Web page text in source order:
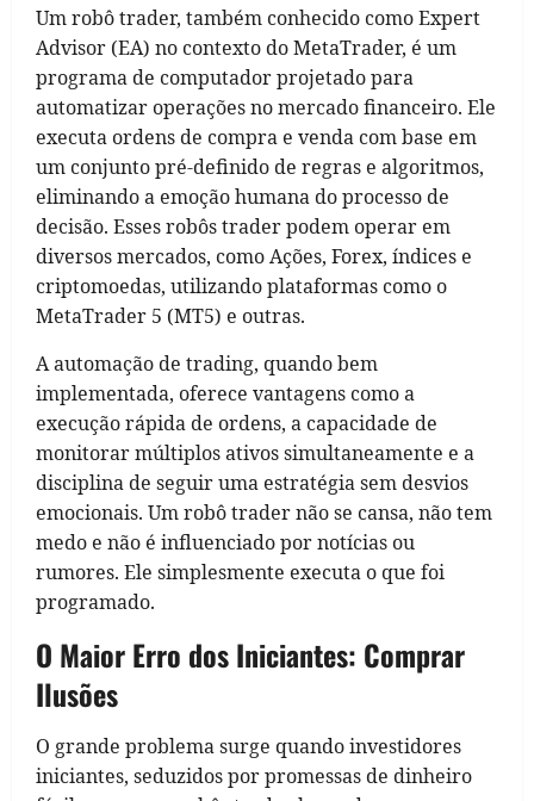
Um robô trader, também conhecido como Expert
Advisor (EA) no contexto do MetaTrader, é um
programa de computador projetado para
automatizar operações no mercado financeiro. Ele
executa ordens de compra e venda com base em
um conjunto pré-definido de regras e algoritmos,
eliminando a emoção humana do processo de
decisão. Esses robôs trader podem operar em
diversos mercados, como Ações, Forex, índices e
criptomoedas, utilizando plataformas como o
MetaTrader 5 (MT5) e outras.
A automação de trading, quando bem
implementada, oferece vantagens como a
execução rápida de ordens, a capacidade de
monitorar múltiplos ativos simultaneamente e a
disciplina de seguir uma estratégia sem desvios
emocionais. Um robô trader não se cansa, não tem
medo e não é influenciado por notícias ou
rumores. Ele simplesmente executa o que foi
programado.
O Maior Erro dos Iniciantes: Comprar
Ilusões
O grande problema surge quando investidores
iniciantes, seduzidos por promessas de dinheiro